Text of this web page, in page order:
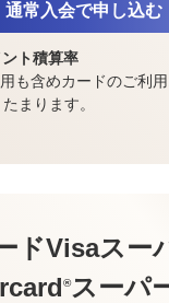
通常入会で申し込む
ト積算率
も含めカードのご利
まります。
ドVisaスー
®スーパ